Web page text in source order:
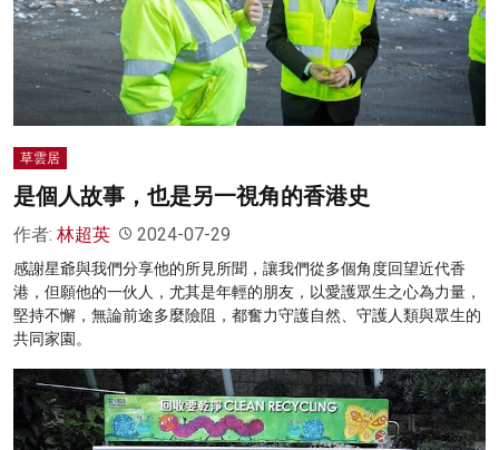
草雲居
是個人故事，也是另一視角的香港史
作者: 林超英 2024-07-29
感謝星爺與我們分享他的所見所聞，讓我們從多個角度回望近代香
港，但願他的一伙人，尤其是年輕的朋友，以愛護眾生之心為力量，
堅持不懈，無論前途多麼險阻，都奮力守護自然、守護人類與眾生的
共同家園。